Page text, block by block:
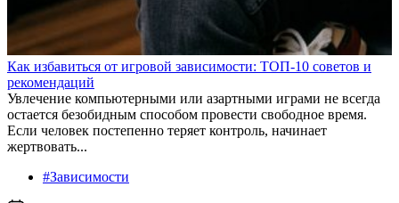
Как избавиться от игровой зависимости: ТОП-10 советов и
рекомендаций
Увлечение компьютерными или азартными играми не всегда
остается безобидным способом провести свободное время.
Если человек постепенно теряет контроль, начинает
жертвовать...
#Зависимости